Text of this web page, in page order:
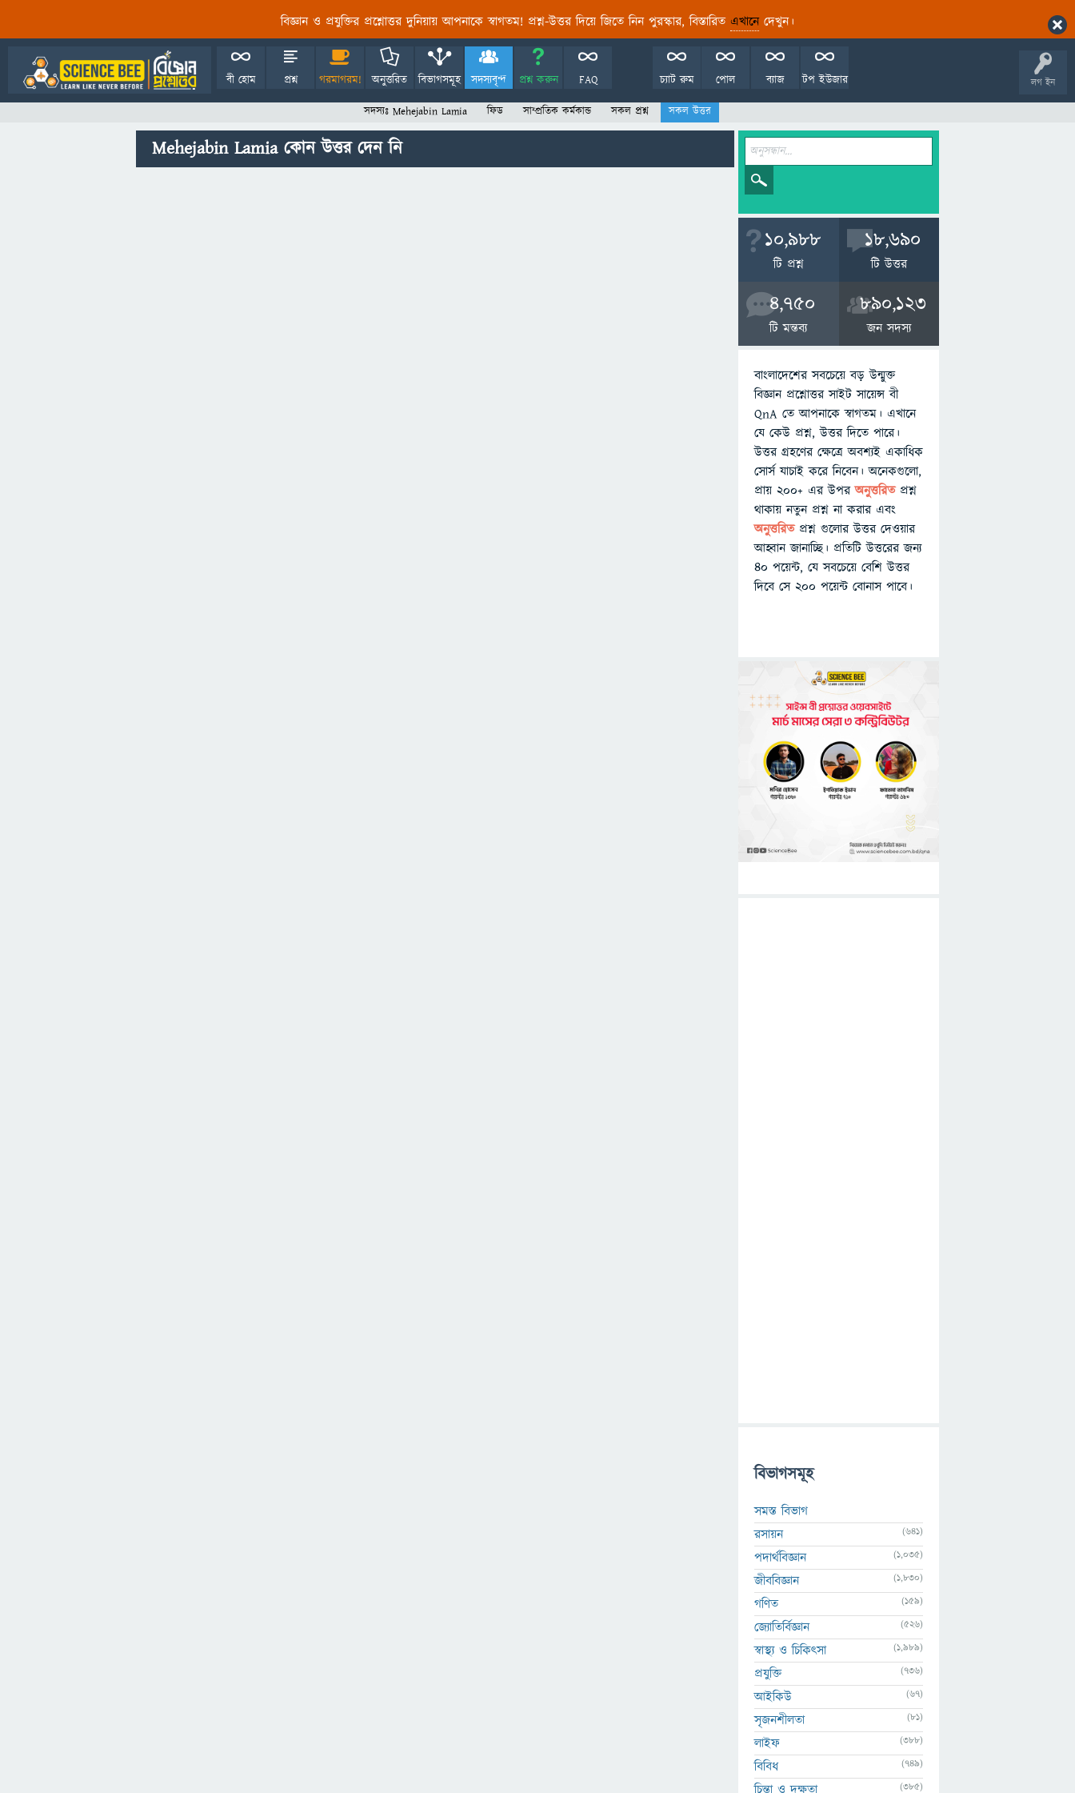
বিজ্ঞান ও প্রযুক্তির প্রশ্নোত্তর দুনিয়ায় আপনাকে স্বাগতম! প্রশ্ন-উত্তর দিয়ে জিতে নিন পুরস্কার, বিস্তারিত এখানেদেখুন।
লগ ইন
বী হোম প্রশ্ন গরমাগরম! অনুত্তরিত বিভাগসমূহ সদস্যবৃন্দ প্রশ্ন করুন FAQ টপ ইউজার
ব্যাজ
পোল
চ্যাট রুম
সদস্যঃ Mehejabin Lamia ফিড সাম্প্রতিক কর্মকান্ড সকল প্রশ্ন সকল উত্তর
Mehejabin Lamia কোন উত্তর দেন নি
10,988
টি প্রশ্ন
18,690
টি উত্তর
4,750
টি মন্তব্য
890,123
জন সদস্য
বাংলাদেশের সবচেয়ে বড় উন্মুক্ত
বিজ্ঞান প্রশ্নোত্তর সাইট সায়েন্স বী
QnA তে আপনাকে স্বাগতম। এখানে
যে কেউ প্রশ্ন, উত্তর দিতে পারে।
উত্তর গ্রহণের ক্ষেত্রে অবশ্যই একাধিক
সোর্স যাচাই করে নিবেন। অনেকগুলো,
প্রায় ২০০+ এর উপরঅনুত্তরিতপ্রশ্ন
থাকায় নতুন প্রশ্ন না করার এবং
অনুত্তরিত প্রশ্ন গুলোর উত্তর দেওয়ার
আহ্বান জানাচ্ছি। প্রতিটি উত্তরের জন্য
৪০ পয়েন্ট, যে সবচেয়ে বেশি উত্তর
দিবে সে ২০০ পয়েন্ট বোনাস পাবে।
বিভাগসমূহ
সমস্ত বিভাগ
রসায়ন
(641)
পদার্থবিজ্ঞান (1,035)
জীববিজ্ঞান (1,830)
গণিত (159)
জ্যোতির্বিজ্ঞান (526)
স্বাস্থ্য ও চিকিৎসা (1,989)
প্রযুক্তি (736)
আইকিউ (67)
সৃজনশীলতা (81)
লাইফ (388)
বিবিধ (749)
চিন্তা ও দক্ষতা (385)